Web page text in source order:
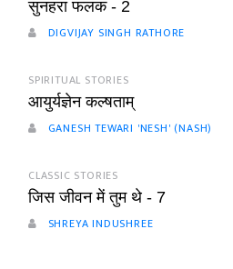
सुनहरा फलक - 2
DIGVIJAY SINGH RATHORE
SPIRITUAL STORIES
आयुर्यज्ञेन कल्षताम्
GANESH TEWARI 'NESH' (NASH)
CLASSIC STORIES
जिस जीवन में तुम थे - 7
SHREYA INDUSHREE